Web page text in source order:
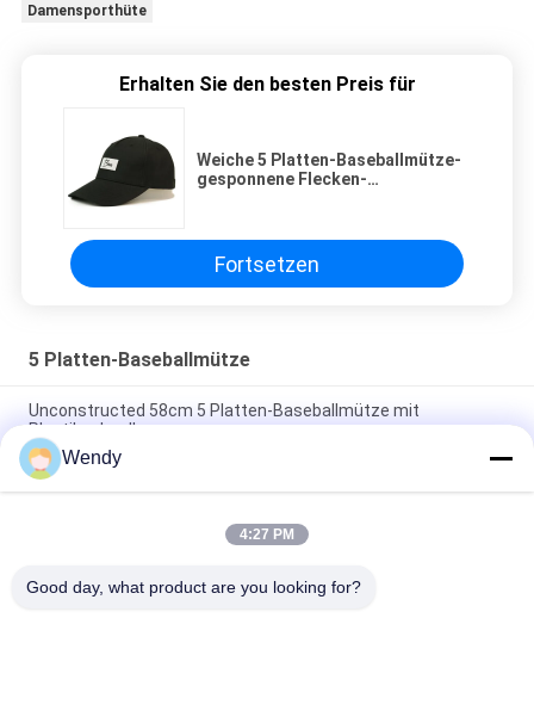
Damensporthüte
Erhalten Sie den besten Preis für
Weiche 5 Platten-Baseballmütze-
gesponnene Flecken-
Fortsetzen
5 Platten-Baseballmütze
Unconstructed 58cm 5 Platten-Baseballmütze mit
Plastikschnalle
Personifizierte der Stickerei-5 Größe Platten-Baseballmütze-
Vati-des Hut-56-60CM
Echtes Leder-materielle kundenspezifische Baseball-Mützen
Wendy
4:27 PM
Good day, what product are you looking for?